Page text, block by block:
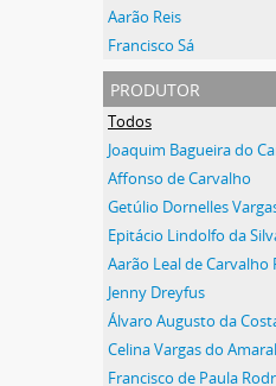
Aarão Reis
Francisco Sá
produtor
Todos
Joaquim Bagueira do
Affonso de Carvalho
Getúlio Dornelles
Epitácio Lindolfo da
Aarão Leal de Carvalho
Jenny Dreyfus
Álvaro Augusto da
Celina Vargas do
Francisco de Paula